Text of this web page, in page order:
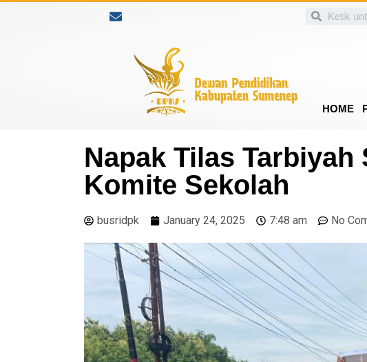
HOME
Napak Tilas
Komite Sekolah
busridpk January 24, 2025 7:48 am No